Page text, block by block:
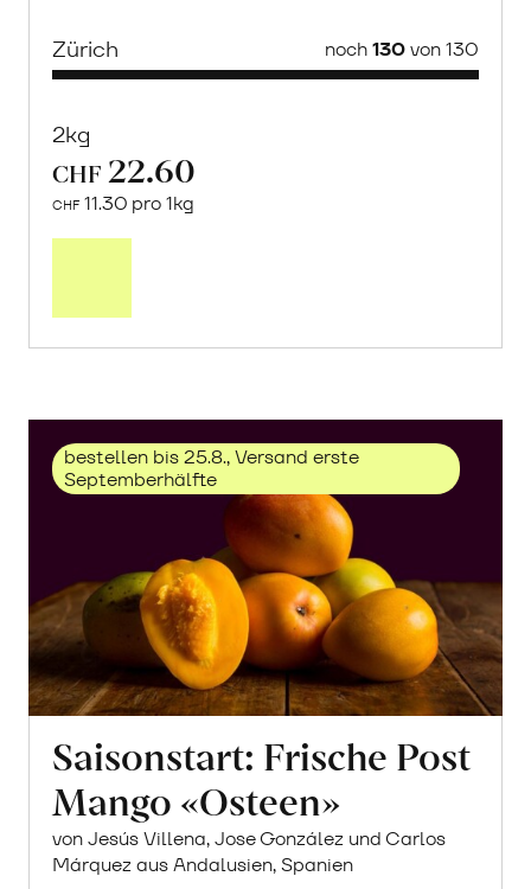
Zürich noch130von 130
2kg
CHF 22.60
CHF 11.30 pro 1kg
erfahren
bestellen bis 25.8., Versand erste
Septemberhälfte
Saisonstart: Frische Post
Mango «Osteen»
von Jesús Villena, Jose González und Carlos
Márquez aus Andalusien, Spanien